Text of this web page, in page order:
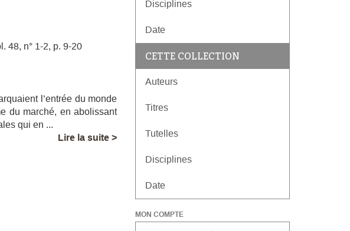
48, n° 1-2, p. 9-20
l’entrée du monde
du marché, en abolissant
qui en ...
Lire la suite >
Disciplines
Date
CETTE COLLECTION
Auteurs
Titres
Tutelles
Disciplines
Date
MON COMPTE